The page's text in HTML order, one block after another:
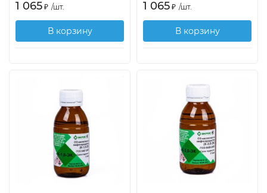
1 065 ₽ /шт.
В корзину
1 065 ₽ /шт.
В корзину